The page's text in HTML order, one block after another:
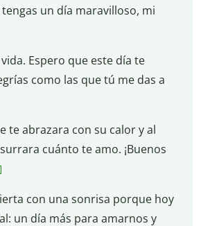
tengas un día maravilloso, mi
Espero que este día te
como las que tú me das a
te abrazara con su calor y al
cuánto te amo. ¡Buenos
con una sonrisa porque hoy
un día más para amarnos y